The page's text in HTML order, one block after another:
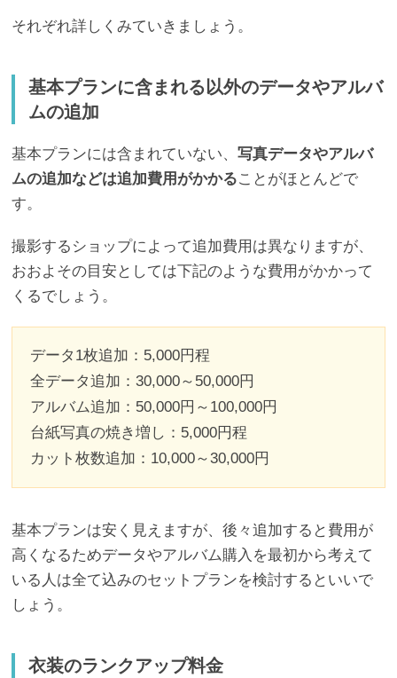
それぞれ詳しくみていきましょう。
基本プランに含まれる以外のデータやアルバ
ムの追加
基本プランには含まれていない、写真データやアルバ
ムの追加などは追加費用がかかることがほとんどで
す。
撮影するショップによって追加費用は異なりますが、
おおよその目安としては下記のような費用がかかって
くるでしょう。
データ1枚追加：5,000円程
全データ追加：30,000～50,000円
アルバム追加：50,000円～100,000円
台紙写真の焼き増し：5,000円程
カット枚数追加：10,000～30,000円
基本プランは安く見えますが、後々追加すると費用が
高くなるためデータやアルバム購入を最初から考えて
いる人は全て込みのセットプランを検討するといいで
しょう。
衣装のランクアップ料金